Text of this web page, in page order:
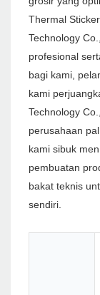
Thermal
Technology
profesional
bagi kami,
kami
Technology
perusahaan
kami sibuk
pembuatan
bakat teknis
sendiri.